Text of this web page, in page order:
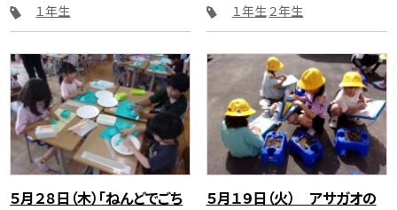
１年生
１年生 ２年生
５月２８日（木）「ねんどでごち
５月１９日（火） アサガオの